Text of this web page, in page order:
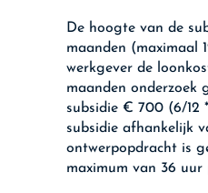
De hoogte van de
maanden (maximaal
werkgever de
maanden onderzoek
subsidie € 700 (6/12
subsidie afhankelijk
ontwerpopdracht is
maximum van 36 uur